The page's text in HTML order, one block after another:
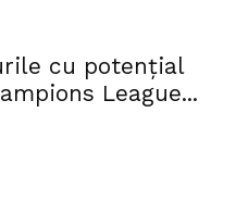
cu potențial
League...